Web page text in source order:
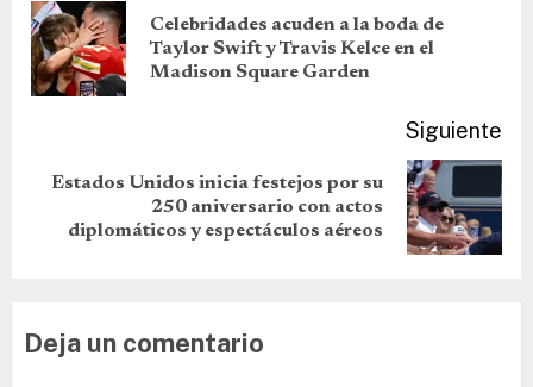
Celebridades acuden a la boda de
Taylor Swift y Travis Kelce en el
Madison Square Garden
Siguiente
Estados Unidos inicia festejos por su
250 aniversario con actos
diplomáticos y espectáculos aéreos
Deja un comentario